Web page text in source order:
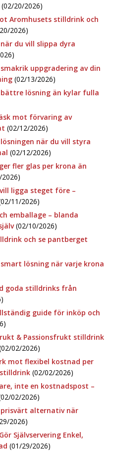
(02/20/2026)
Aromhusets stilldrink och
2026)
du vill slippa dyra
uppgradering av din
(02/13/2026)
lösning än kylar fulla
mot förvaring av
(02/12/2026)
när du vill styra
(02/12/2026)
fler glas per krona än
ligga steget före –
11/2026)
emballage – blanda
(02/10/2026)
och se pantberget
lösning när varje krona
goda stilldrinks från
guide för inköp och
& Passionsfrukt stilldrink
02/2026)
mot flexibel kostnad per
(02/02/2026)
inte en kostnadspost –
02/2026)
alternativ när
2026)
Självservering Enkel,
(01/29/2026)